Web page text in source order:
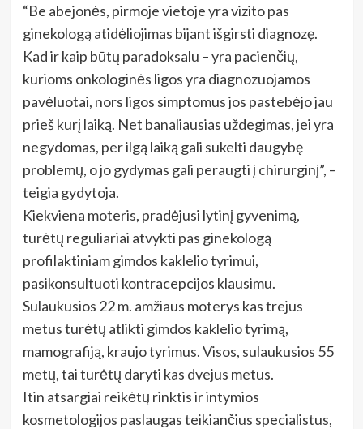
“Be abejonės, pirmoje vietoje yra vizito pas
ginekologą atidėliojimas bijant išgirsti diagnozę.
Kad ir kaip būtų paradoksalu – yra pacienčių,
kurioms onkologinės ligos yra diagnozuojamos
pavėluotai, nors ligos simptomus jos pastebėjo jau
prieš kurį laiką. Net banaliausias uždegimas, jei yra
negydomas, per ilgą laiką gali sukelti daugybę
problemų, o jo gydymas gali peraugti į chirurginį”, –
teigia gydytoja.
Kiekviena moteris, pradėjusi lytinį gyvenimą,
turėtų reguliariai atvykti pas ginekologą
profilaktiniam gimdos kaklelio tyrimui,
pasikonsultuoti kontracepcijos klausimu.
Sulaukusios 22 m. amžiaus moterys kas trejus
metus turėtų atlikti gimdos kaklelio tyrimą,
mamografiją, kraujo tyrimus. Visos, sulaukusios 55
metų, tai turėtų daryti kas dvejus metus.
Itin atsargiai reikėtų rinktis ir intymios
kosmetologijos paslaugas teikiančius specialistus,